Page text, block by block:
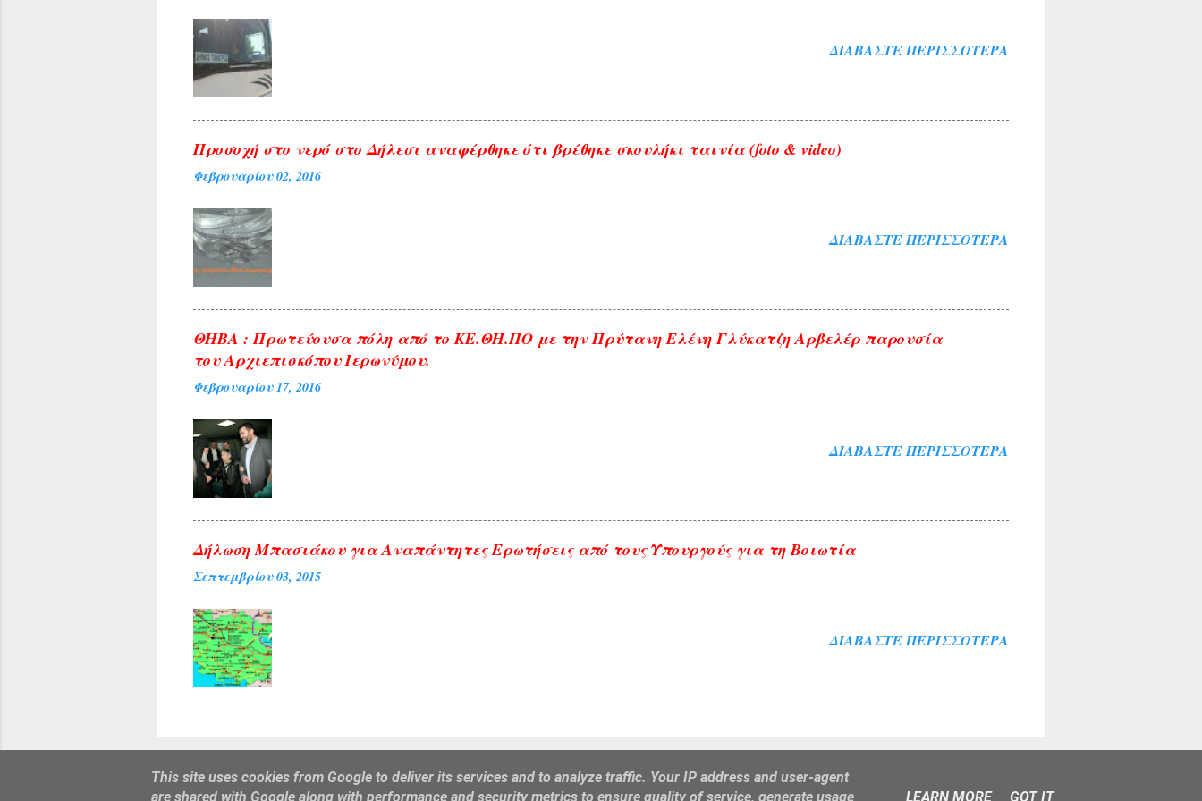
ΔΙΑΒΆΣΤΕ ΠΕΡΙΣΣΌΤΕΡΑ
Προσοχή στο νερό στο Δήλεσι αναφέρθηκε ότι βρέθηκε σκουλήκι ταινία (foto & video)
Φεβρουαρίου 02, 2016
ΔΙΑΒΆΣΤΕ ΠΕΡΙΣΣΌΤΕΡΑ
ΘΗΒΑ : Πρωτεύουσα πόλη από το ΚΕ.ΘΗ.ΠΟ με την Πρύτανη Ελένη Γλύκατζη Αρβελέρ παρουσία
του Αρχιεπισκόπου Ιερωνύμου.
Φεβρουαρίου 17, 2016
ΔΙΑΒΆΣΤΕ ΠΕΡΙΣΣΌΤΕΡΑ
Δήλωση Μπασιάκου για Αναπάντητες Ερωτήσεις από τους Υπουργούς για τη Βοιωτία
Σεπτεμβρίου 03, 2015
ΔΙΑΒΆΣΤΕ ΠΕΡΙΣΣΌΤΕΡΑ
This site uses cookies from Google to deliver its services and to analyze traffic. Your IP address and user-agent
are shared with Google along with performance and security metrics to ensure quality of service, generate usage
LEARN MORE GOT IT